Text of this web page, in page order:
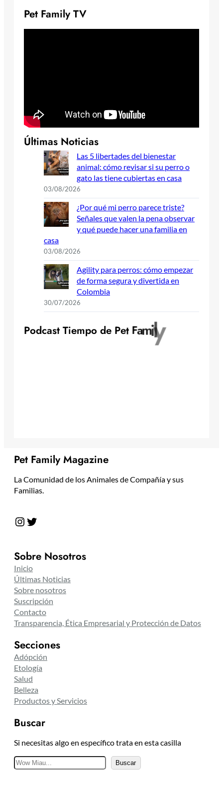
Pet Family TV
Últimas Noticias
Las 5 libertades del bienestar
animal: cómo revisar si su perro o
gato las tiene cubiertas en casa
03/08/2026
¿Por qué mi perro parece triste?
Señales que valen la pena observar
y qué puede hacer una familia en
casa
03/08/2026
Agility para perros: cómo empezar
de forma segura y divertida en
Colombia
30/07/2026
Podcast Tiempo de Pet Family
Pet Family Magazine
La Comunidad de los Animales de Compañía y sus
Familias.
Instagram Twitter
Sobre Nosotros
Inicio
Últimas Noticias
Sobre nosotros
Suscripción
Contacto
Transparencia, Ética Empresarial y Protección de Datos
Secciones
Adópción
Etología
Salud
Belleza
Productos y Servicios
Buscar
Si necesitas algo en específico trata en esta casilla
B
u
Buscar